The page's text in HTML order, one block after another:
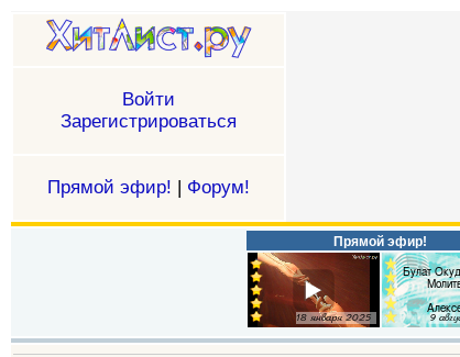
Войти
Зарегистрироваться
Прямой эфир! | Форум!
Прямой эфир!